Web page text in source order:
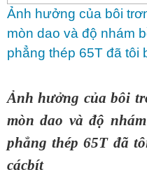
Ảnh hưởng của bôi
mòn dao và độ nhám
phẳng thép 65T đã tôi
Ảnh hưởng của bôi
mòn dao và độ
phẳng thép 65T đã
cácbít